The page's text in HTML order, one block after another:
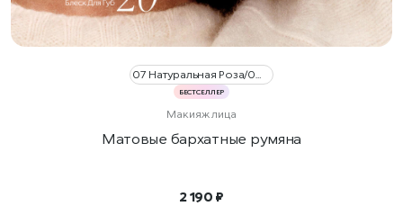
07 Натуральная Роза/07 Natural Rose
БЕСТСЕЛЛЕР
Макияж лица
Матовые бархатные румяна
2 190 ₽